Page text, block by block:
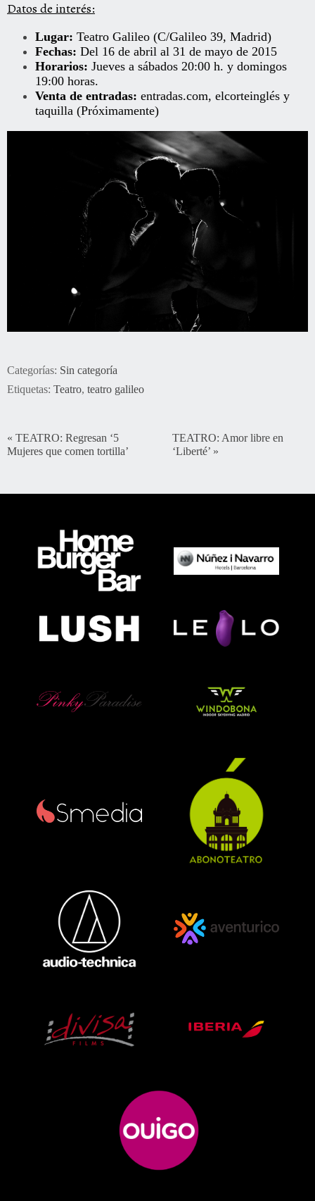
Datos de interés:
Lugar: Teatro Galileo (C/Galileo 39, Madrid)
Fechas: Del 16 de abril al 31 de mayo de 2015
Horarios: Jueves a sábados 20:00 h. y domingos
19:00 horas.
Venta de entradas: entradas.com, elcorteinglés y
taquilla (Próximamente)
Categorías: Sin categoría
Etiquetas: Teatro, teatro galileo
« TEATRO: Regresan ‘5
Mujeres que comen tortilla’
TEATRO: Amor libre en
‘Liberté’ »